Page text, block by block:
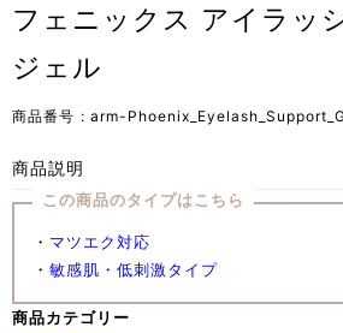
フェニックス アイラッ
ジェル
商品番号 arm-
商品説明
この商品のタイプはこちら
・ マツエク対応
・ 敏感肌・低刺激タイプ
商品カテゴリー